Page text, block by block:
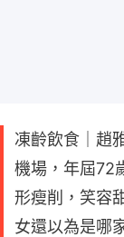
凍齡飲食｜趙
機場，年屆72
形瘦削，笑容
女還以為是哪